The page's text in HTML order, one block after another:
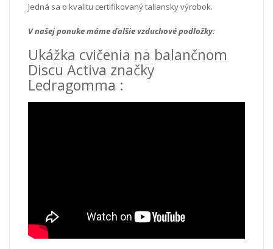
Jedná sa o kvalitu certifikovaný taliansky výrobok.
V našej ponuke máme ďalšie vzduchové podložky:
Ukážka cvičenia na balančnom
Discu Activa značky
Ledragomma :